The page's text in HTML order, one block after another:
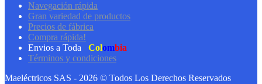
Navegación rápida
Gran variedad de productos
Precios de fábrica
Compra rápida!
Envios a Toda
Colombia
Términos y condiciones
Maeléctricos SAS - 2026 © Todos Los Derechos Reservados